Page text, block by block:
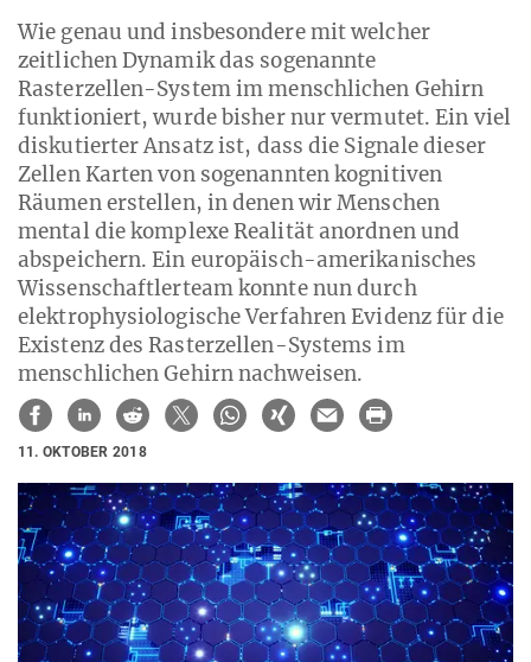
Wie genau und insbesondere mit welcher
zeitlichen Dynamik das sogenannte
Rasterzellen-System im menschlichen Gehirn
funktioniert, wurde bisher nur vermutet. Ein viel
diskutierter Ansatz ist, dass die Signale dieser
Zellen Karten von sogenannten kognitiven
Räumen erstellen, in denen wir Menschen
mental die komplexe Realität anordnen und
abspeichern. Ein europäisch-amerikanisches
Wissenschaftlerteam konnte nun durch
elektrophysiologische Verfahren Evidenz für die
Existenz des Rasterzellen-Systems im
menschlichen Gehirn nachweisen.
11. OKTOBER 2018